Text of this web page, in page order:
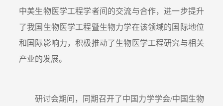
中美生物医学工程学者间的交流与合作，进一步提升
了我国生物医学工程暨生物力学在该领域的国际地位
和国际影响力，积极推动了生物医学工程研究与相关
产业的发展。
研讨会期间，同期召开了中国力学学会/中国生物